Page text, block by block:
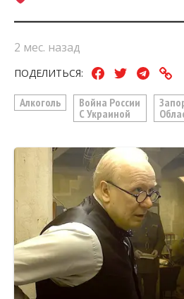
2 мес. назад
ПОДЕЛИТЬСЯ:
Алкоголь
Война России
С Украиной